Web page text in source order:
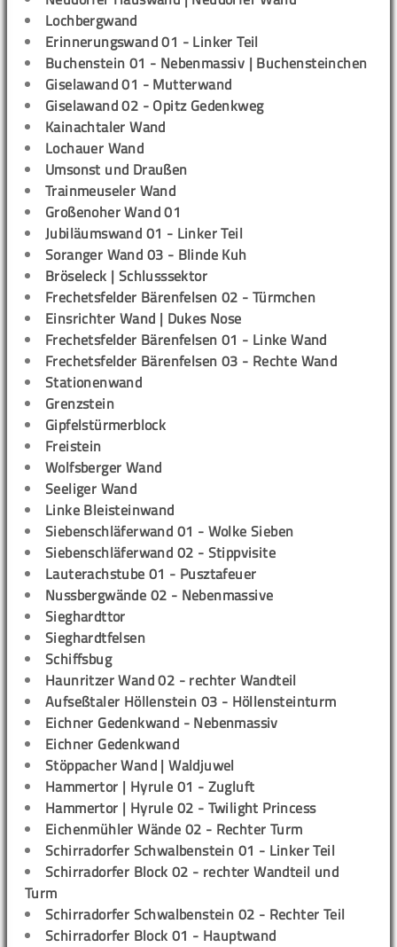
Lochbergwand
Erinnerungswand 01 - Linker Teil
Buchenstein 01 - Nebenmassiv | Buchensteinchen
Giselawand 01 - Mutterwand
Giselawand 02 - Opitz Gedenkweg
Kainachtaler Wand
Lochauer Wand
Umsonst und Draußen
Trainmeuseler Wand
Großenoher Wand 01
Jubiläumswand 01 - Linker Teil
Soranger Wand 03 - Blinde Kuh
Bröseleck | Schlusssektor
Frechetsfelder Bärenfelsen 02 - Türmchen
Einsrichter Wand | Dukes Nose
Frechetsfelder Bärenfelsen 01 - Linke Wand
Frechetsfelder Bärenfelsen 03 - Rechte Wand
Stationenwand
Grenzstein
Gipfelstürmerblock
Freistein
Wolfsberger Wand
Seeliger Wand
Linke Bleisteinwand
Siebenschläferwand 01 - Wolke Sieben
Siebenschläferwand 02 - Stippvisite
Lauterachstube 01 - Pusztafeuer
Nussbergwände 02 - Nebenmassive
Sieghardttor
Sieghardtfelsen
Schiffsbug
Haunritzer Wand 02 - rechter Wandteil
Aufseßtaler Höllenstein 03 - Höllensteinturm
Eichner Gedenkwand - Nebenmassiv
Eichner Gedenkwand
Stöppacher Wand | Waldjuwel
Hammertor | Hyrule 01 - Zugluft
Hammertor | Hyrule 02 - Twilight Princess
Eichenmühler Wände 02 - Rechter Turm
Schirradorfer Schwalbenstein 01 - Linker Teil
Schirradorfer Block 02 - rechter Wandteil und
Turm
Schirradorfer Schwalbenstein 02 - Rechter Teil
Schirradorfer Block 01 - Hauptwand